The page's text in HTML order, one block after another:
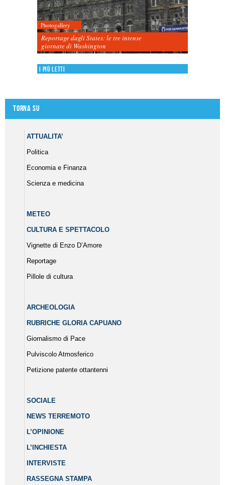
Photogallery
Reportage dagli States: le tre intense
giornate di Washington
I più letti
Torna su
ATTUALITA’
Politica
Economia e Finanza
Scienza e medicina
METEO
CULTURA E SPETTACOLO
Vignette di Enzo D’Amore
Reportage
Pillole di cultura
ARCHEOLOGIA
RUBRICHE GLORIA CAPUANO
Giornalismo di Pace
Pulviscolo Atmosferico
Petizione patente ottantenni
SOCIALE
NEWS TERREMOTO
L’OPINIONE
L’INCHIESTA
INTERVISTE
RASSEGNA STAMPA